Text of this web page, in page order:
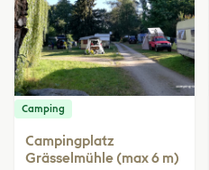
Camping
Campingplatz
Grässelmühle (max 6 m)